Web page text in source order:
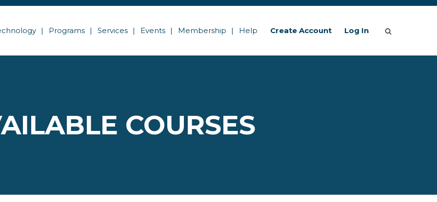
Programs Services Events Membership Help Create Account Log In
COURSES